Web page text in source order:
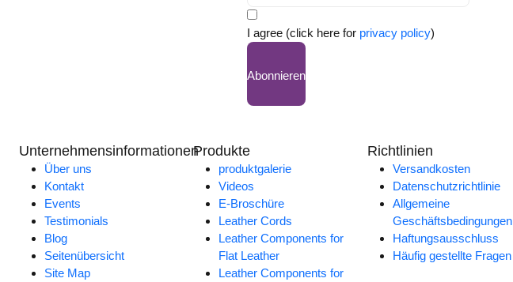
I agree (click here for privacy policy)
Abonnieren
Unternehmensinformationen
Über uns
Kontakt
Events
Testimonials
Blog
Seitenübersicht
Site Map
Produkte
produktgalerie
Videos
E-Broschüre
Leather Cords
Leather Components for
Flat Leather
Leather Components for
Richtlinien
Versandkosten
Datenschutzrichtlinie
Allgemeine
Geschäftsbedingungen
Haftungsausschluss
Häufig gestellte Fragen